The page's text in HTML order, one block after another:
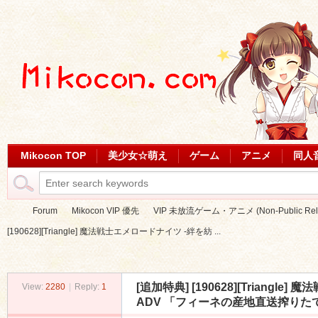
Mikocon TOP 美少女☆萌え ゲーム アニメ 同人
Mi »
Forum
›
Mikocon VIP 優先
›
VIP 未放流ゲーム・アニメ (Non-Public
[190628][Triangle] 魔法戦士エメロードナイツ -絆を紡 ...
View: 2280 Reply: 1 [追加特典] [190628][Triangle] 魔法
ADV 「フィーネの産地直送搾りた